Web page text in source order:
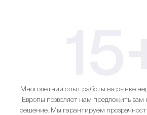
Многолетний опыт работы на рынке
Европы позволяет нам предложить вам
решение. Мы гарантируем